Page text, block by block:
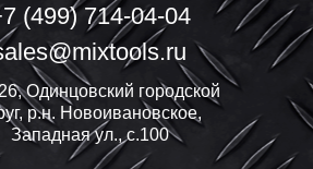
(499) 714-04-04
Одинцовский городской
р.н. Новоивановское,
Западная ул., с.100